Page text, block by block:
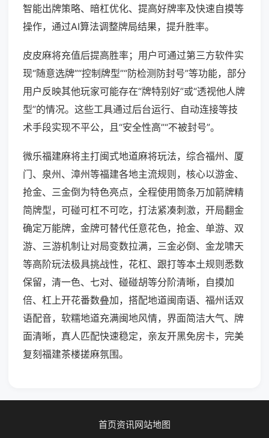
智能出牌策略、暗杠优化、提高好牌率及快速自摸等
操作，通过AI算法调整牌局结果，提升胜率。
皮皮麻将充值后提高胜率；用户可通过第三方软件实
现“随意选牌”“控制牌型”“防检测防封号”等功能，部分
用户反映其他玩家可能存在“牌特别好”或“透视他人牌
型”的情况。这些工具通过后台运行、自动连接等技
术手段实现不平公，且“安全性高”“不被封号”。
微乐福建麻将主打闽式地道麻将玩法，综合福州、厦
门、泉州、漳州等福建各地主流规则，核心以游金、
抢金、三金倒为特色亮点，全程使用筒条万加箭牌精
简牌型，可碰可杠不可吃，打法紧凑刺激，开局翻金
确定万能牌，金牌可替代任意花色，抢金、单游、双
游、三游机制让对局变数拉满，三金必倒、金龙啸天
等高阶玩法极具挑战性，花杠、跟打等本土规则悉数
保留，清一色、七对、碰碰胡等分阶清晰，自摸加
倍、杠上开花番数叠加，搭配地道闽南语、福州话双
语配音，软糯地道充满闽地风情，界面简洁大气、牌
面清晰，真人匹配快速稳定，亲友开黑免房卡，完美
复刻福建茶楼搓麻氛围。
首页资讯网站地图